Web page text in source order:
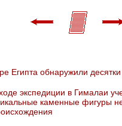
Египта обнаружили
экспедиции в Гималаи
каменные фигуры